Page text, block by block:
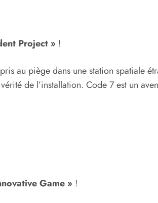
Project » !
au piège dans une station spatiale
de l’installation. Code 7 est un
Game » !